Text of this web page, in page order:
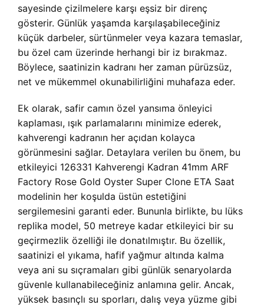
sayesinde çizilmelere karşı eşsiz bir direnç
gösterir. Günlük yaşamda karşılaşabileceğiniz
küçük darbeler, sürtünmeler veya kazara temaslar,
bu özel cam üzerinde herhangi bir iz bırakmaz.
Böylece, saatinizin kadranı her zaman pürüzsüz,
net ve mükemmel okunabilirliğini muhafaza eder.
Ek olarak, safir camın özel yansıma önleyici
kaplaması, ışık parlamalarını minimize ederek,
kahverengi kadranın her açıdan kolayca
görünmesini sağlar. Detaylara verilen bu önem, bu
etkileyici 126331 Kahverengi Kadran 41mm ARF
Factory Rose Gold Oyster Super Clone ETA Saat
modelinin her koşulda üstün estetiğini
sergilemesini garanti eder. Bununla birlikte, bu lüks
replika model, 50 metreye kadar etkileyici bir su
geçirmezlik özelliği ile donatılmıştır. Bu özellik,
saatinizi el yıkama, hafif yağmur altında kalma
veya ani su sıçramaları gibi günlük senaryolarda
güvenle kullanabileceğiniz anlamına gelir. Ancak,
yüksek basınçlı su sporları, dalış veya yüzme gibi